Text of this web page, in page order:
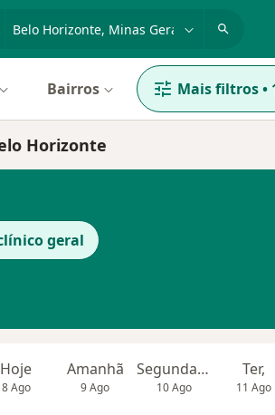
Bairros Mais filtros•
Horizonte
geral
Hoje
8 Ago
Amanhã
9 Ago
Segunda-feira
10 Ago
Ter,
11 Ago